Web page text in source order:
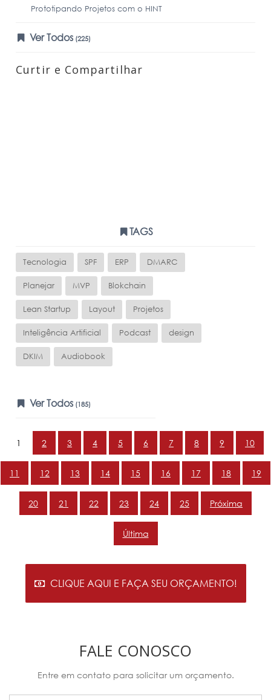
Prototipando Projetos com o HINT
Ver Todos (225)
Curtir e Compartilhar
TAGS
Tecnologia SPF ERP DMARC
Planejar MVP Blokchain
Lean Startup Layout Projetos
Inteligência Artificial Podcast design
DKIM Audiobook
Ver Todos (185)
1 2 3 4 5 6 7 8 9 10
11 12 13 14 15 16 17 18 19
20 21 22 23 24 25 Próxima
Última
CLIQUE AQUI E FAÇA SEU ORÇAMENTO!
FALE CONOSCO
Entre em contato para solicitar um orçamento.